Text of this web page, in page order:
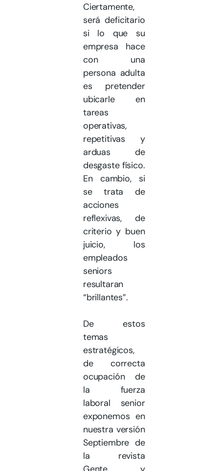
Ciertamente,
será deficitario
si lo que su
empresa hace
con una
persona adulta
es pretender
ubicarle en
tareas
operativas,
repetitivas y
arduas de
desgaste físico.
En cambio, si
se trata de
acciones
reflexivas, de
criterio y buen
juicio, los
empleados
seniors
resultaran
“brillantes”.
De estos
temas
estratégicos,
de correcta
ocupación de
la fuerza
laboral senior
exponemos en
nuestra versión
Septiembre de
la revista